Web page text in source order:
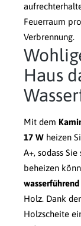
Feuerraum
Verbrennung.
Haus
Mit dem
17 W heizen
A+, sodass
beheizen
Holz. Dank
Holzscheite